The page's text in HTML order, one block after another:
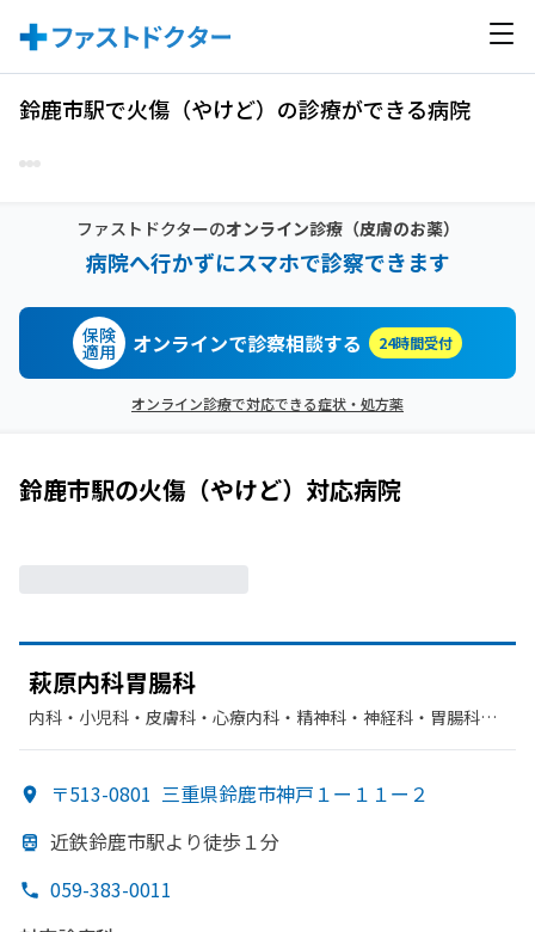
鈴鹿市駅で火傷（やけど）の診療ができる病院
ファストドクターのオンライン診療（皮膚のお薬）
病院へ行かずにスマホで診察できます
保険
適用 オンラインで診察相談する 24時間受付
オンライン診療で対応できる症状・処方薬
鈴鹿市駅の火傷（やけど） 対応病院
萩原内科胃腸科
内科・​小児科・​皮膚科・​心療内科・​精神科・神経科・​胃腸科・​
〒513-0801 三重県鈴鹿市神戸１ー１１ー２
近鉄鈴鹿市駅より徒歩１分
059-383-0011